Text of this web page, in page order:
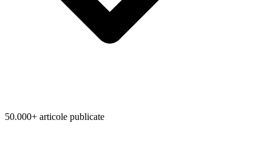
50.000+ articole publicate